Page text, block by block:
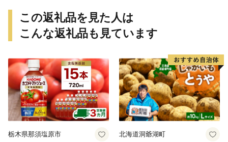
この返礼品を見た人は
こんな返礼品も見ています
栃木県那須塩原市 北海道洞爺湖町